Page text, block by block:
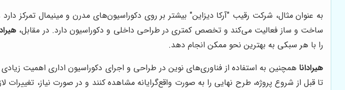
به عنوان مثال، شرکت رقیب "آرکا دیزاین" بیشتر بر روی دکوراسیون‌های مدرن و مینیمال تمرکز
ساخت و ساز فعالیت می‌کند و تخصص کمتری در طراحی داخلی و دکوراسیون دارد. در مقابل،
را با هر سبکی به بهترین نحو ممکن انجام دهد.
هیراداناهمچنین به استفاده از فناوری‌های نوین در طراحی و اجرای دکوراسیون اداری اهمیت
تا قبل از شروع پروژه، طرح نهایی را به صورت واقع‌گرایانه مشاهده کنند و در صورت نیاز،